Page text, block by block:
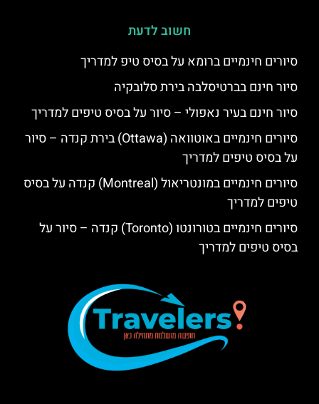
חשוב לדעת
סיורים חינמיים ברומא על בסיס טיפ למדריך
סיור חינם בברטיסלבה בירת סלובקיה
סיור חינם בעיר נאפולי – סיור על בסיס טיפים למדריך
סיורים חינמיים באוטוואה (Ottawa) בירת קנדה – סיור
על בסיס טיפים למדריך
סיורים חינמיים במונטריאול (Montreal) קנדה על בסיס
טיפים למדריך
סיורים חינמיים בטורונטו (Toronto) קנדה – סיור על
בסיס טיפים למדריך